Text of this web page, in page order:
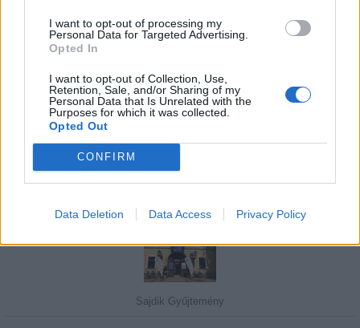
I want to opt-out of processing my
Personal Data for Targeted Advertising.
Opted In
I want to opt-out of Collection, Use,
Retention, Sale, and/or Sharing of my
Personal Data that Is Unrelated with the
Purposes for which it was collected.
Opted Out
CONFIRM
Data Deletion Data Access Privacy Policy
Javasolj egy kutyabarát helyet!
Sajdik Gyűjtemény